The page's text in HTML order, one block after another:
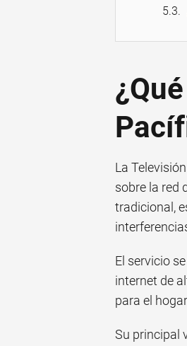
La
sobre la red
tradicional,
El servicio
internet de
para el
Su principal